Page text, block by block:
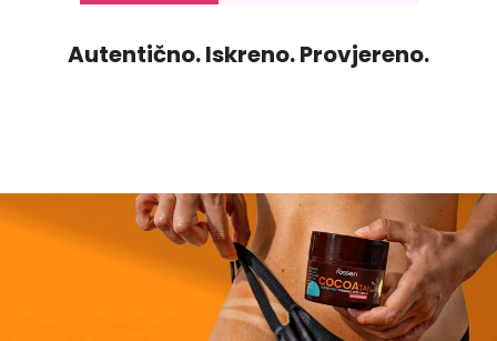
Autentično. Iskreno. Provjereno.